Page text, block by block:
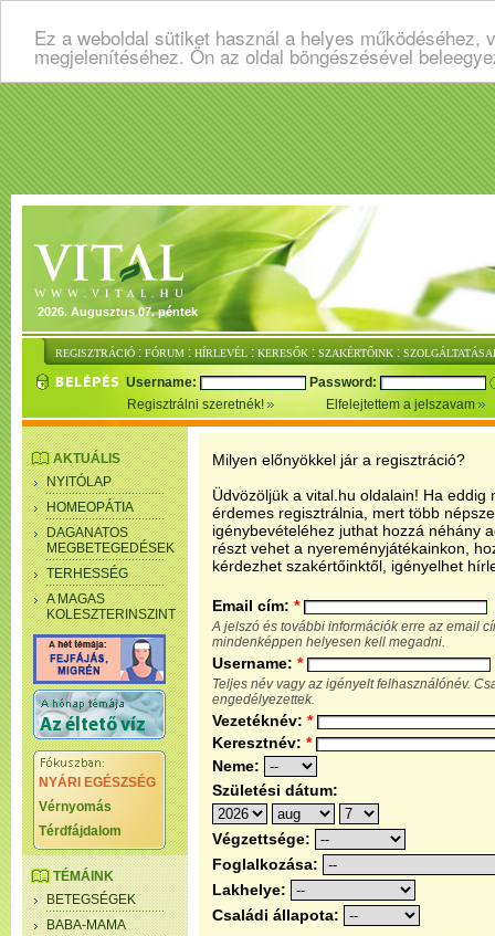
Ez a weboldal sütiket használ a helyes
megjelenítéséhez. Ön az oldal böngészésével
2026. Augusztus 07. péntek
REGISZTRÁCIÓ : FÓRUM : HÍRLEVÉL : KERESŐK : SZAKÉRTŐINK :
Username:
Password:
Regisztrálni szeretnék!
Elfelejtettem a jelszavam
AKTUÁLIS
NYITÓLAP
HOMEOPÁTIA
DAGANATOS
MEGBETEGEDÉSEK
TERHESSÉG
A MAGAS
KOLESZTERINSZINT
NYÁRI EGÉSZSÉG
Vérnyomás
Térdfájdalom
TÉMÁINK
BETEGSÉGEK
BABA-MAMA
Milyen előnyökkel jár a regisztráció?
Üdvözöljük a vital.hu oldalain! Ha eddig
érdemes regisztrálnia, mert több
igénybevételéhez juthat hozzá néhány
részt vehet a nyereményjátékainkon,
kérdezhet szakértőinktől, igényelhet
Email cím: *
A jelszó és további információk erre az email
mindenképpen helyesen kell megadni.
Username: *
Teljes név vagy az igényelt felhasználónév.
engedélyezettek.
Vezetéknév: *
Keresztnév: *
Neme:
Születési dátum:
Végzettsége:
Foglalkozása:
Lakhelye:
Családi állapota: